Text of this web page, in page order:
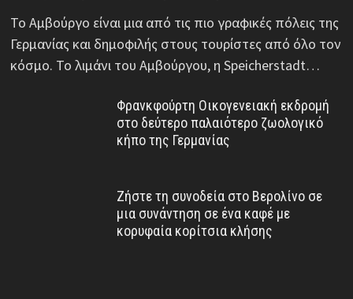
Το Αμβούργο είναι μια από τις πιο γραφικές πόλεις της
Γερμανίας και δημοφιλής στους τουρίστες από όλο τον
κόσμο. Το λιμάνι του Αμβούργου, η Speicherstadt…
Φρανκφούρτη Οικογενειακή εκδρομή
στο δεύτερο παλαιότερο ζωολογικό
κήπο της Γερμανίας
Ζήστε τη συνοδεία στο Βερολίνο σε
μια συνάντηση σε ένα καφέ με
κορυφαία κορίτσια κλήσης